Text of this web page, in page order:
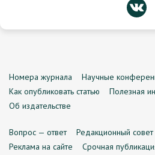
Номера журнала Научные
Как опубликовать статью
Полезная
Об издательстве
Вопрос — ответ Редакционный совет
Реклама на сайте
Срочная